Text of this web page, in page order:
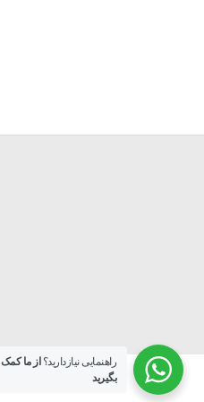
راهنمایی نیازدارید؟ از ما کمک
بگیرید